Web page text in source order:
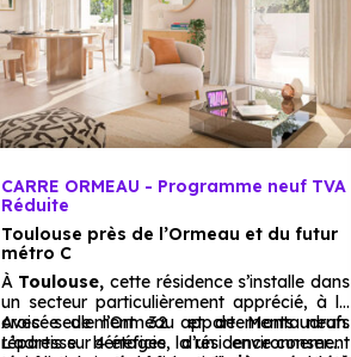
CARRE ORMEAU - Programme neuf TVA
Réduite
Toulouse près de l’Ormeau et du futur
métro C
À Toulouse, cette résidence s’installe dans
un secteur particulièrement apprécié, à la
croisée de l’Ormeau et de Montaudran.
L’adresse bénéficie d’un environnement
Avec seulement 32 appartements neufs
répartis sur 4 étages, la résidence conserve